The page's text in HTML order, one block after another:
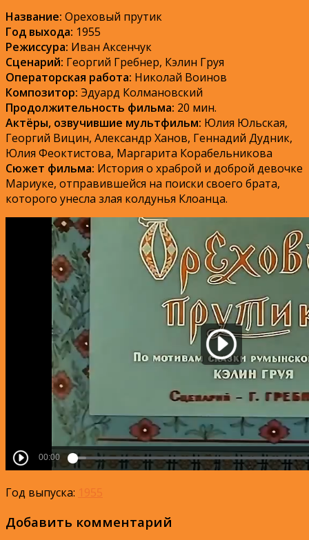
Название: Ореховый прутик
Год выхода: 1955
Режиссура: Иван Аксенчук
Сценарий: Георгий Гребнер, Кэлин Груя
Операторская работа: Николай Воинов
Композитор: Эдуард Колмановский
Продолжительность фильма: 20 мин.
Актёры, озвучившие мультфильм: Юлия Юльская,
Георгий Вицин, Александр Ханов, Геннадий Дудник,
Юлия Феоктистова, Маргарита Корабельникова
Сюжет фильма: История о храброй и доброй девочке
Мариуке, отправившейся на поиски своего брата,
которого унесла злая колдунья Клоанца.
Год выпуска: 1955
Добавить комментарий